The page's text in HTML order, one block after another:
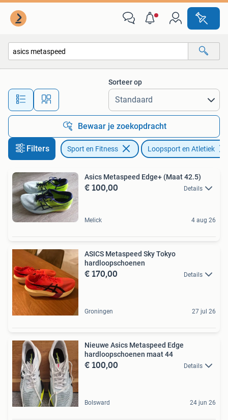
Alle afstanden…
Sorteer op
Bewaar je zoekopdracht
Filters Sport en Fitness Loopsport en Atletiek
Asics Metaspeed Edge+ (Maat 42.5)
€ 100,00 Details
Melick 4 aug 26
ASICS Metaspeed Sky Tokyo
hardloopschoenen
€ 170,00 Details
Groningen 27 jul 26
Nieuwe Asics Metaspeed Edge
hardloopschoenen maat 44
€ 100,00 Details
Bolsward 24 jun 26